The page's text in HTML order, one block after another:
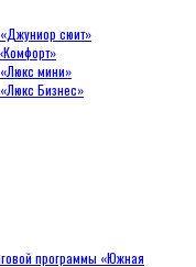
сюит»
мини»
Бизнес»
программы «Южная